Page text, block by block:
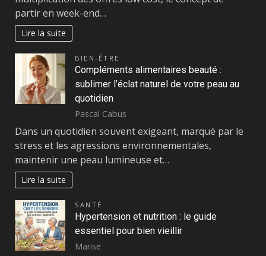
partir en week-end…
Lire la suite
BIEN-ÊTRE
Compléments alimentaires beauté :
sublimer l’éclat naturel de votre peau au
quotidien
Pascal Cabus
Dans un quotidien souvent exigeant, marqué par le
stress et les agressions environnementales,
maintenir une peau lumineuse et…
Lire la suite
SANTÉ
Hypertension et nutrition : le guide
essentiel pour bien vieillir
Marise